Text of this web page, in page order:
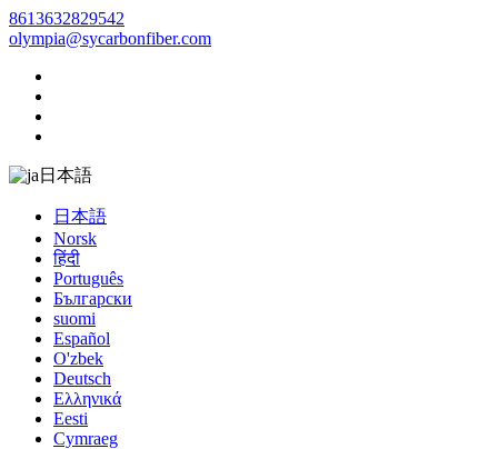
8613632829542
olympia@sycarbonfiber.com
日本語
日本語
Norsk
हिंदी
Português
Български
suomi
Español
O'zbek
Deutsch
Ελληνικά
Eesti
Cymraeg